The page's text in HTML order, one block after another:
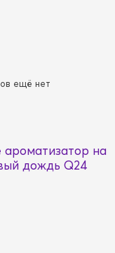
ещё нет
ароматизатор на
дождь Q24